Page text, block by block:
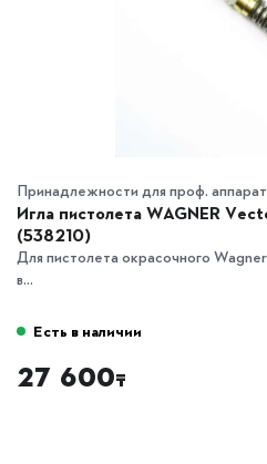
Принадлежности для проф.
Игла пистолета WAGNER
(538210)
Для пистолета окрасочного
в...
Есть в наличии
27 600₸